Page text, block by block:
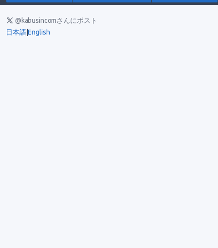
@kabusincomさんにポスト
日本語|English